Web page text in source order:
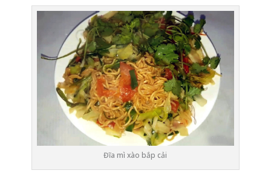
Đĩa mì xào bắp cải